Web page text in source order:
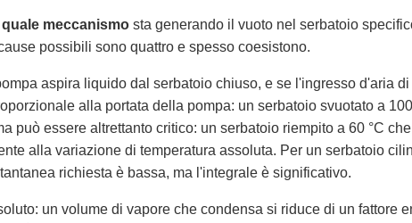
quale meccanismo sta generando il vuoto nel serbatoio
possibili sono quattro e spesso coesistono.
aspira liquido dal serbatoio chiuso, e se l'ingresso d'aria
alla portata della pompa: un serbatoio svuotato a
può essere altrettanto critico: un serbatoio riempito a 60 °C
alla variazione di temperatura assoluta. Per un serbatoio
richiesta è bassa, ma l'integrale è significativo.
un volume di vapore che condensa si riduce di un fattore